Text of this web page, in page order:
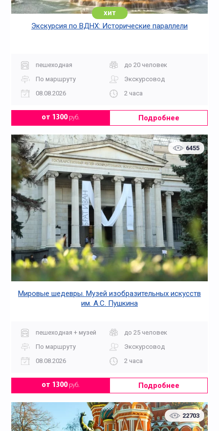
хит
Экскурсия по ВДНХ: Исторические параллели
пешеходная
до 20 человек
По маршруту
Экскурсовод
08.08.2026
2 часа
от 1300руб. Подробнее
6455
Мировые шедевры. Музей изобразительных искусств
им. А.С. Пушкина
пешеходная + музей
до 25 человек
По маршруту
Экскурсовод
08.08.2026
2 часа
от 1300руб. Подробнее
22703